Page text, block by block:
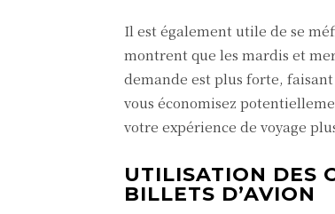
Il est également utile de se
montrent que les mardis et
demande est plus forte,
vous économisez
votre expérience de voyage
UTILISATION DES
BILLETS D’AVION